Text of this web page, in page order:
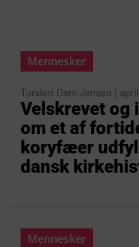
Mennesker
Torsten Dam-Jensen |
Velskrevet og
om et af
koryfæer
dansk
Mennesker